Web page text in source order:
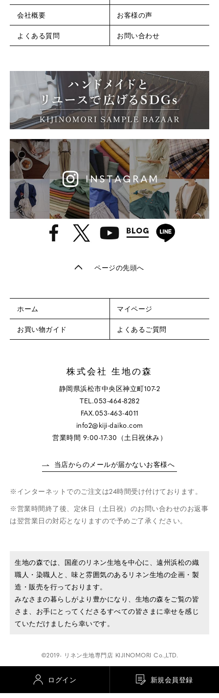
会社概要 お客様の声
よくある質問 お問い合わせ
ページの先頭へ
ホーム マイページ
お買い物ガイド よくあるご質問
株式会社 生地の森
静岡県浜松市中央区神立町107-2
TEL.053-464-8282
FAX.053-463-4011
info2@kiji-daiko.com
営業時間 9:00-17:30（土日祝休み）
当店からのメールが届かないお客様へ
インターネットでのご注文は24時間受け付けております。
営業時間終了後、定休日（土日祝）のお問い合わせのお返事
は翌営業日の対応となりますので予めご了承ください。
生地の森では、国産のリネン生地を中心に、遠州浜松の織
職人・染職人と、味と雰囲気のあるリネン生地の企画・製
造・販売を行っております。
みなさまの暮らしがより豊かになり、生地の森をご覧の皆
さま、お手にとってくださるすべての皆さまに幸せを感じ
ていただけましたら幸いです。
©2019- リネン生地専門店 KIJINOMORI Co.,LTD.
ログイン 新規会員登録